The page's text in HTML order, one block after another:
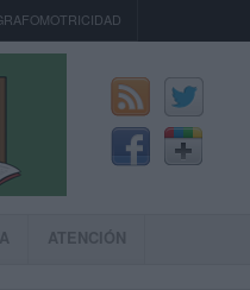
ATENCIÓN